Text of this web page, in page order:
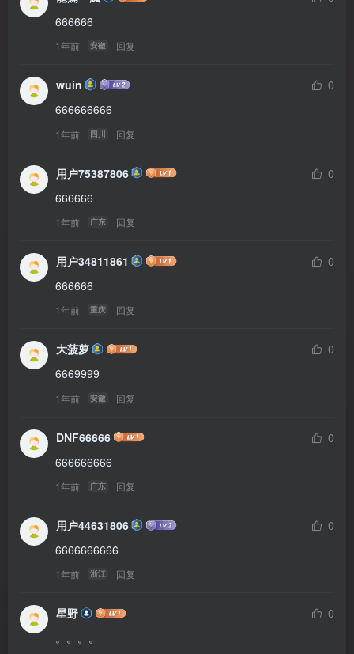
666666
1年前 安徽 回复
wuin
0
666666666
1年前 四川 回复
用户75387806
0
666666
1年前 广东 回复
用户34811861
0
666666
1年前 重庆 回复
大菠萝
0
6669999
1年前 安徽 回复
DNF66666
0
666666666
1年前 广东 回复
用户44631806
0
6666666666
1年前 浙江 回复
星野
0
。。。。